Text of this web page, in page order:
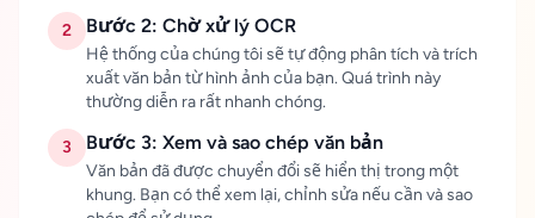
2 Bước 2: Chờ xử lý OCR
Hệ thống của chúng tôi sẽ tự động phân tích và trích
xuất văn bản từ hình ảnh của bạn. Quá trình này
thường diễn ra rất nhanh chóng.
3 Bước 3: Xem và sao chép văn bản
Văn bản đã được chuyển đổi sẽ hiển thị trong một
khung. Bạn có thể xem lại, chỉnh sửa nếu cần và sao